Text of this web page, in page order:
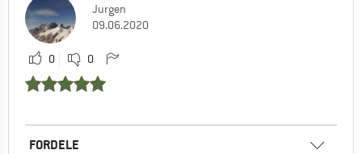
Jurgen
09.06.2020
0 0
FORDELE